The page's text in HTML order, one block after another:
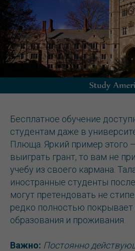
Бесплатное обучение
студентам даже в
Плюща. Яркий пример этого
выиграть грант, то вам не
учебу из своего кармана.
иностранные студенты
могут претендовать не
редко полностью покрывает
образования и проживания.
Важно: Постоянно